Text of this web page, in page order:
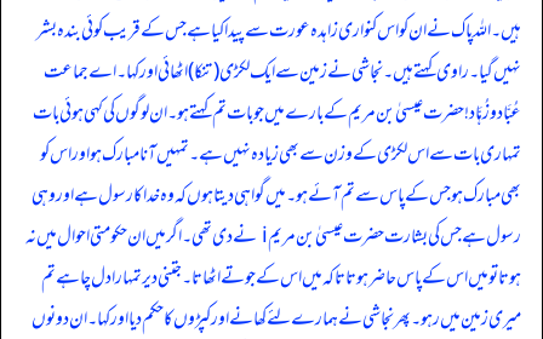
ہیں۔ اللہ پاک نے ان کو اس کنواری زاہدہ عورت سے پیدا کیا ہے جس کے قریب کوئی بندہ بشر
نہیں گیا۔ راوی کہتے ہیں۔ نجاشی نے زمین سے ایک لکڑی (تنکا) اٹھائی اور کہا۔ اے جماعت
عُبَّاد و زُہَّاد! حضرت عیسیٰ بن مریم کے بارے میں جو بات تم کہتے ہو۔ ان لوگوں کی کہی ہوئی بات
تمہاری بات سے اس لکڑی کے وزن سے بھی زیادہ نہیں ہے۔ تمہیں آنا مبارک ہو اور اس کو
بھی مبارک ہو جس کے پاس سے تم آئے ہو۔ میں گواہی دیتا ہوں کہ وہ خدا کا رسول ہے اور وہی
رسول ہے جس کی بشارت حضرت عیسیٰ بن مریم i نے دی تھی۔ اگر میں ان حکومتی احوال میں نہ
ہوتا تو میں اس کے پاس حاضر ہوتا تاکہ میں اس کے جوتے اٹھاتا۔ جتنی دیر تمہارا دل چاہے تم
میری زمین میں رہو۔ پھر نجاشی نے ہمارے لئے کھانے اور کپڑوں کا حکم دیا اور کہا۔ ان دونوں